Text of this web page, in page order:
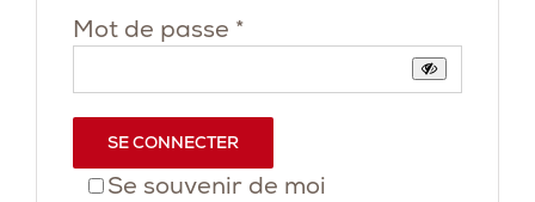
Mot de passe *
Se souvenir de moi
SE CONNECTER